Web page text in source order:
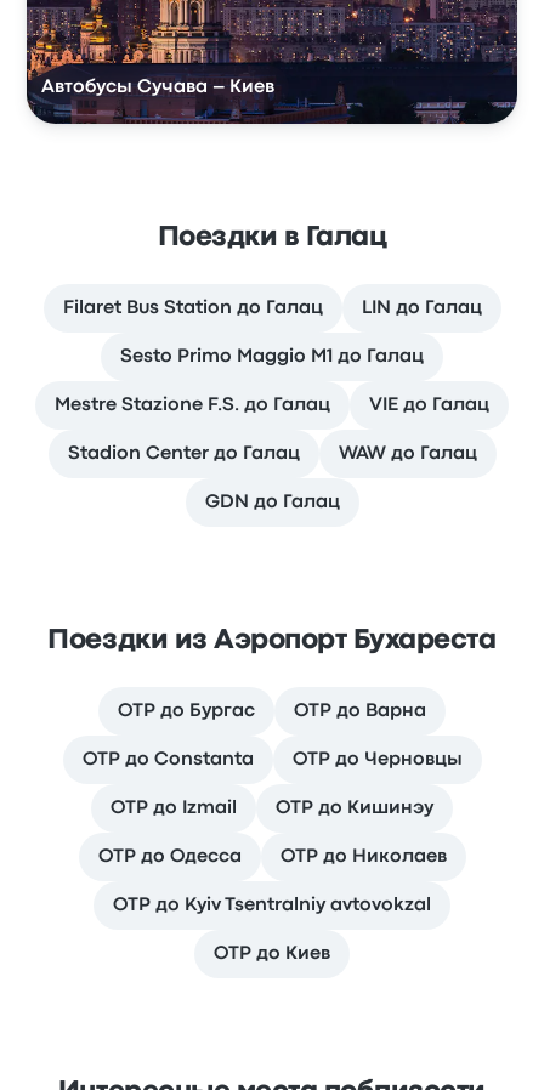
Автобусы Сучава – Киев
Поездки в Галац
Filaret Bus Station до Галац LIN до Галац
Sesto Primo Maggio M1 до Галац
Mestre Stazione F.S. до Галац VIE до Галац
Stadion Center до Галац WAW до Галац
GDN до Галац
Поездки из Аэропорт Бухареста
OTP до Бургас OTP до Варна
OTP до Constanta OTP до Черновцы
OTP до Izmail OTP до Кишинэу
OTP до Одесса OTP до Николаев
OTP до Kyiv Tsentralniy avtovokzal
OTP до Киев